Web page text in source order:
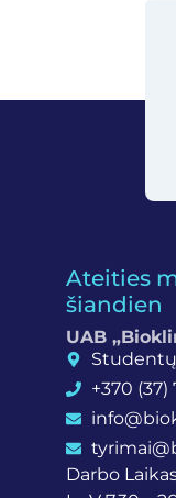
Ateities
šiandien
UAB
Studentų
+370 (37)
Darbo